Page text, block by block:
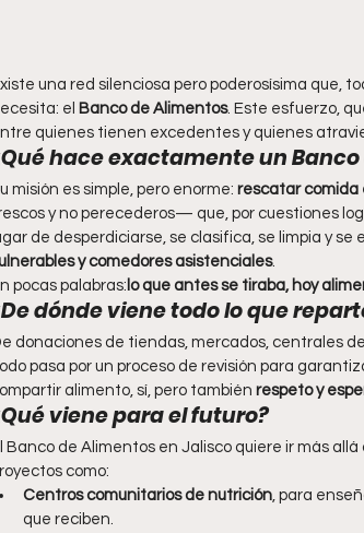
una red silenciosa pero poderosísima que,
el Banco de Alimentos. Este esfuerzo,
quienes tienen excedentes y quienes
hace exactamente un
misión es simple, pero enorme: rescatar comida
y no perecederos— que, por cuestiones
de desperdiciarse, se clasifica, se limpia y se
y comedores asistenciales.
pocas palabras: lo que antes se tiraba, hoy
dónde viene todo lo que
donaciones de tiendas, mercados, centrales
pasa por un proceso de revisión para
alimento, sí, pero también respeto y
viene para el futuro?
Banco de Alimentos en Jalisco quiere ir más allá
como:
Centros comunitarios de nutrición , para
que reciben.